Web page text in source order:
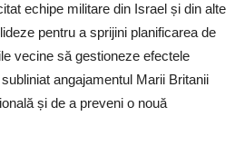
echipe militare din Israel și din alte
pentru a sprijini planificarea de
vecine să gestioneze efectele
angajamentul Marii Britanii
și de a preveni o nouă